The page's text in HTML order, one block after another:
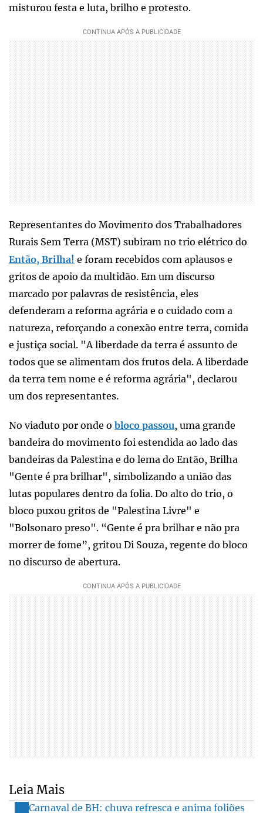
misturou festa e luta, brilho e protesto.
Representantes do Movimento dos Trabalhadores
Rurais Sem Terra (MST) subiram no trio elétrico do
Então, Brilha! e foram recebidos com aplausos e
gritos de apoio da multidão. Em um discurso
marcado por palavras de resistência, eles
defenderam a reforma agrária e o cuidado com a
natureza, reforçando a conexão entre terra, comida
e justiça social. "A liberdade da terra é assunto de
todos que se alimentam dos frutos dela. A liberdade
da terra tem nome e é reforma agrária", declarou
um dos representantes.
No viaduto por onde o bloco passou, uma grande
bandeira do movimento foi estendida ao lado das
bandeiras da Palestina e do lema do Então, Brilha
"Gente é pra brilhar", simbolizando a união das
lutas populares dentro da folia. Do alto do trio, o
bloco puxou gritos de "Palestina Livre" e
"Bolsonaro preso". “Gente é pra brilhar e não pra
morrer de fome”, gritou Di Souza, regente do bloco
no discurso de abertura.
Leia Mais
Carnaval de BH: chuva refresca e anima foliões